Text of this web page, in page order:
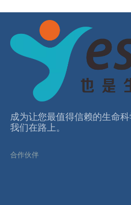
2.0ml螺口管（低位盖）
成为让您最值得信赖的⽣命科
我们在路上。
合作伙伴